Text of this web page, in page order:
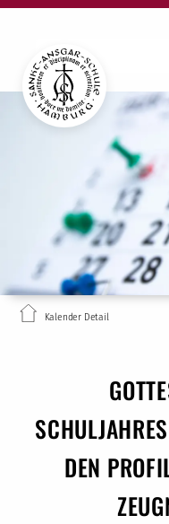
Kalender Detail
DEN